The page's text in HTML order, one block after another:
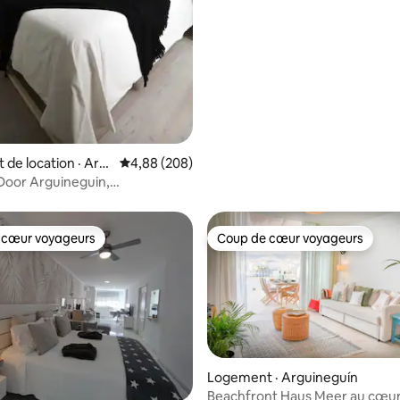
de location · Arg
Note moyenne de 4,88 sur 5, 208
4,88 (208)
Arguineguin,
5, 22 commentaires
cœur voyageurs
voyageurs Coup de cœur voyageurs
Coup de cœur voyageurs
Logement · Arguineguín
Beachfront Haus Meer au